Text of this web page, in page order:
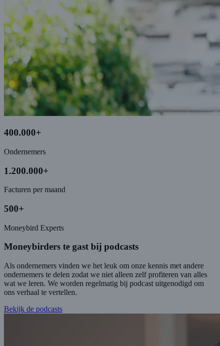
400.000+
Ondernemers
1.200.000+
Facturen per maand
500+
Moneybird Experts
Moneybirders te gast bij podcasts
Als ondernemers vinden we het leuk om onze kennis met andere
ondernemers te delen zodat we niet alleen zelf profiteren van alles
wat we leren. We worden regelmatig bij podcast uitgenodigd om
ons verhaal te vertellen.
Bekijk de podcasts